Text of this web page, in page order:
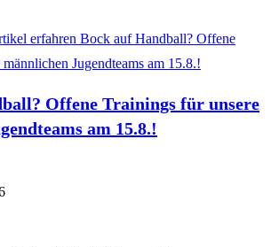
Offene Trainings für unsere
am 15.8.!